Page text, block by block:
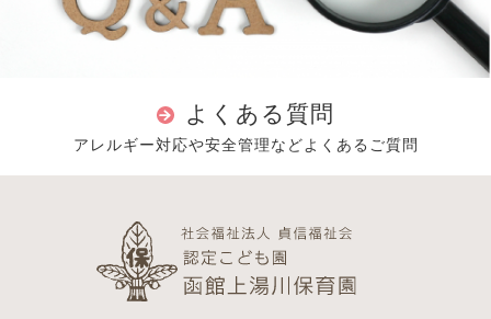
よくある質問
アレルギー対応や安全管理などよくあるご質問